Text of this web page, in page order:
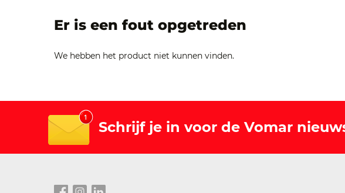
Er is een fout opgetreden
We hebben het product niet kunnen vinden.
Schrijf je in voor de Vomar